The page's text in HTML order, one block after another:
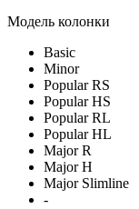
Модель колонки
Basic
Minor
Popular RS
Popular HS
Popular RL
Popular HL
Major R
Major H
Major Slimline
-